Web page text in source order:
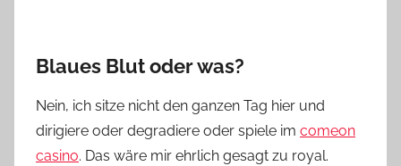
Blaues Blut oder was?
Nein, ich sitze nicht den ganzen Tag hier und
dirigiere oder degradiere oder spiele im comeon
casino. Das wäre mir ehrlich gesagt zu royal.